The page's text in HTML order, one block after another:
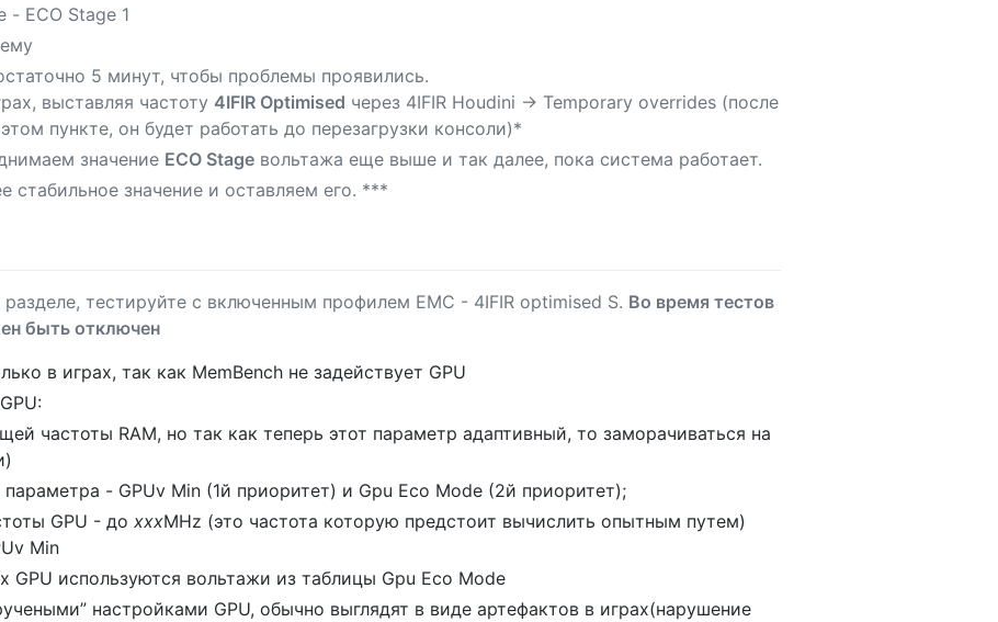
- ECO Stage 1
5 минут, чтобы проблемы проявились.
выставляя частоту 4IFIR Optimised через 4IFIR Houdini -> Temporary overrides (после
пункте, он будет работать до перезагрузки консоли)*
значение ECO Stage вольтажа еще выше и так далее, пока система работает.
стабильное значение и оставляем его. ***
тестируйте с включенным профилем EMC - 4IFIR optimised S. Во время тестов
быть отключен
в играх, так как MemBench не задействует GPU
частоты RAM, но так как теперь этот параметр адаптивный, то заморачиваться на
- GPUv Min (1й приоритет) и Gpu Eco Mode (2й приоритет);
GPU - до xxxMHz (это частота которую предстоит вычислить опытным путем)
Min
GPU используются вольтажи из таблицы Gpu Eco Mode
настройками GPU, обычно выглядят в виде артефактов в играх(нарушение